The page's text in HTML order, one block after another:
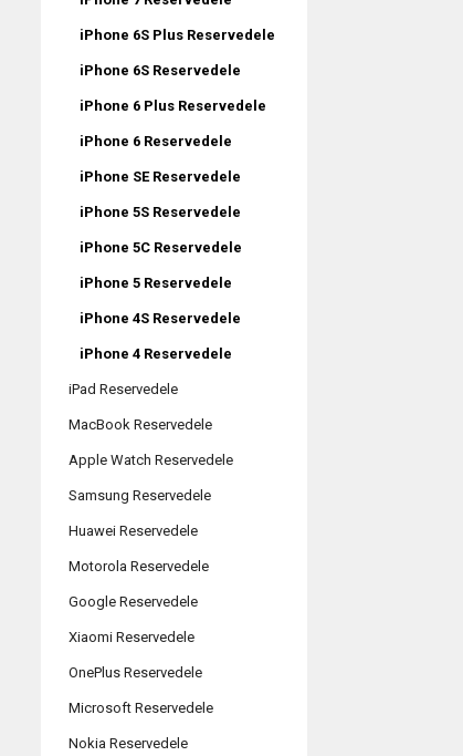
iPhone 6S Plus Reservedele
iPhone 6S Reservedele
iPhone 6 Plus Reservedele
iPhone 6 Reservedele
iPhone SE Reservedele
iPhone 5S Reservedele
iPhone 5C Reservedele
iPhone 5 Reservedele
iPhone 4S Reservedele
iPhone 4 Reservedele
iPad Reservedele
MacBook Reservedele
Apple Watch Reservedele
Samsung Reservedele
Huawei Reservedele
Motorola Reservedele
Google Reservedele
Xiaomi Reservedele
OnePlus Reservedele
Microsoft Reservedele
Nokia Reservedele